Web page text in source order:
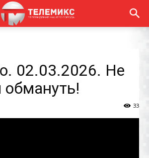
02.03.2026. Не
обмануть!
33